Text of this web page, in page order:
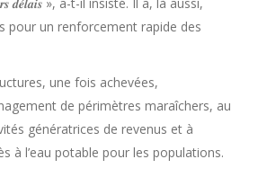
pour un renforcement rapide des
une fois achevées,
de périmètres maraîchers, au
génératrices de revenus et à
à l’eau potable pour les populations.